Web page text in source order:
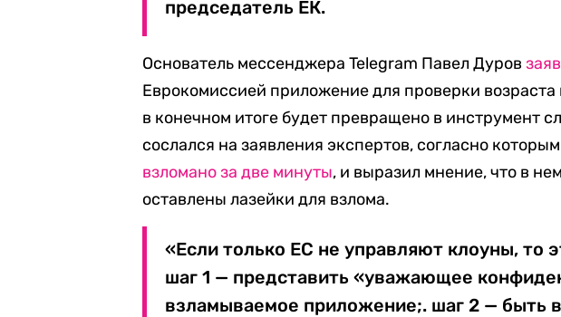
председатель ЕК.
Основатель мессенджера Telegram Павел Дуров
Еврокомиссией приложение для проверки возраста
в конечном итоге будет превращено в инструмент
сослался на заявления экспертов, согласно
взломано за две минуты, и выразил мнение, что в
оставлены лазейки для взлома.
«Если только ЕС не управляют клоуны, то
шаг 1 — представить «уважающее
взламываемое приложение;. шаг 2 — быть